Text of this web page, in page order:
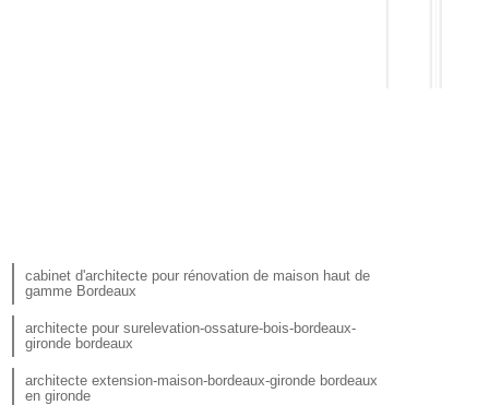
cabinet d'architecte pour rénovation de maison haut de
gamme Bordeaux
architecte pour surelevation-ossature-bois-bordeaux-
gironde bordeaux
architecte extension-maison-bordeaux-gironde bordeaux
en gironde